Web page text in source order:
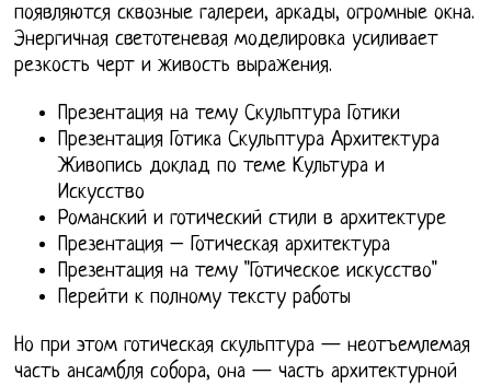
появляются сквозные галереи, аркады, огромные окна.
Энергичная светотеневая моделировка усиливает
резкость черт и живость выражения.
Презентация на тему Скульптура Готики
Презентация Готика Скульптура Архитектура
Живопись доклад по теме Культура и
Искусство
Романский и готический стили в архитектуре
Презентация – Готическая архитектура
Презентация на тему "Готическое искусство"
Перейти к полному тексту работы
Но при этом готическая скульптура — неотъемлемая
часть ансамбля собора, она — часть архитектурной